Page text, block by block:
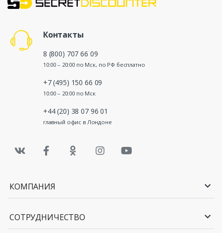
Контакты
8 (800) 707 66 09
10:00 – 20:00 по Мск, по РФ бесплатно
+7 (495) 150 66 09
10:00 – 20:00 по Мск
+44 (20) 38 07 96 01
главный офис в Лондоне
КОМПАНИЯ
СОТРУДНИЧЕСТВО